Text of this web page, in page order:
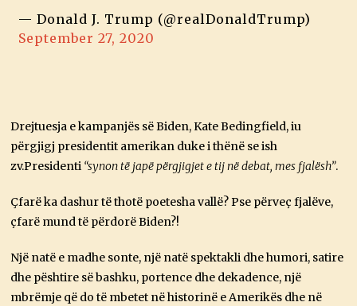
— Donald J. Trump (@realDonaldTrump)
September 27, 2020
Drejtuesja e kampanjës së Biden, Kate Bedingfield, iu
përgjigj presidentit amerikan duke i thënë se ish
zv.Presidenti “synon të japë përgjigjet e tij në debat, mes fjalësh”.
Çfarë ka dashur të thotë poetesha vallë? Pse përveç fjalëve,
çfarë mund të përdorë Biden?!
Një natë e madhe sonte, një natë spektakli dhe humori, satire
dhe pështire së bashku, portence dhe dekadence, një
mbrëmje që do të mbetet në historinë e Amerikës dhe në